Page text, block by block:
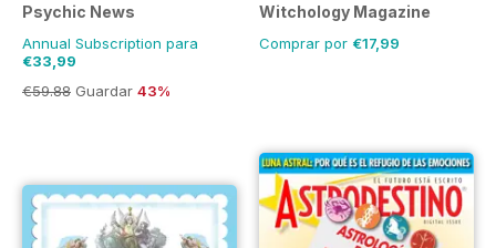
Psychic News
Annual Subscription para
€33,99
€59.88 Guardar 43%
Witchology Magazine
Comprar por €17,99